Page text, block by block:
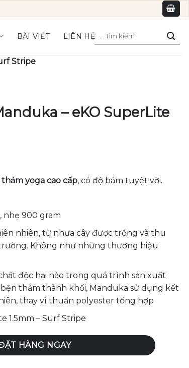
BÀI VIẾT LIÊN HỆTìm
Stripe
– eKO SuperLite
thảm yoga cao cấp, có độ bám tuyệt vời.
nhẹ 900 gram
nhiên, từ nhựa cây được trồng và thu
Không như những thương hiệu
độc hại nào trong quá trình sản xuất
thảm thành khối, Manduka sử dụng kết
thay vì thuần polyester tổng hợp
1.5mm – Surf Stripe
1.5mm - Surf Stripe số lượng
HÀNG NGAY